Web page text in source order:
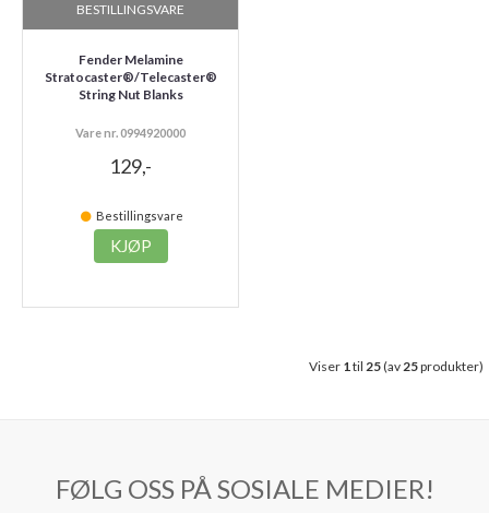
BESTILLINGSVARE
Fender Melamine
Stratocaster®/Telecaster®
String Nut Blanks
Vare nr. 0994920000
129,-
Bestillingsvare
KJØP
Viser 1til 25(av25produkter)
FØLG OSS PÅ SOSIALE MEDIER!